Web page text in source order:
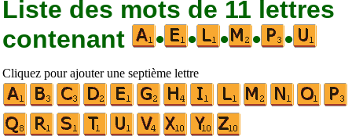
Liste des mots de 11 lettres
contenant
• • • • •
Cliquez pour ajouter une septième lettre